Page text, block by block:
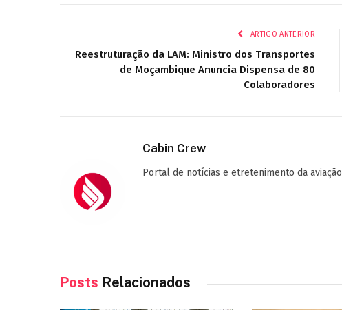
ARTIGO ANTERIOR
Reestruturação da LAM: Ministro dos Transportes
de Moçambique Anuncia Dispensa de 80
Colaboradores
Cabin Crew
Portal de notícias e etretenimento da aviação
Posts Relacionados